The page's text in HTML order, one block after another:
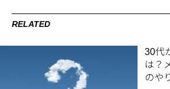
RELATED
30代
は？
のや